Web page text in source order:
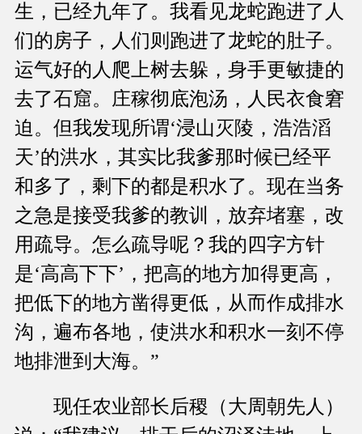
生，已经九年了。我看见龙蛇跑进了人
们的房子，人们则跑进了龙蛇的肚子。
运气好的人爬上树去躲，身手更敏捷的
去了石窟。庄稼彻底泡汤，人民衣食窘
迫。但我发现所谓‘浸山灭陵，浩浩滔
天’的洪水，其实比我爹那时候已经平
和多了，剩下的都是积水了。现在当务
之急是接受我爹的教训，放弃堵塞，改
用疏导。怎么疏导呢？我的四字方针
是‘高高下下’，把高的地方加得更高，
把低下的地方凿得更低，从而作成排水
沟，遍布各地，使洪水和积水一刻不停
地排泄到大海。”
现任农业部长后稷（大周朝先人）